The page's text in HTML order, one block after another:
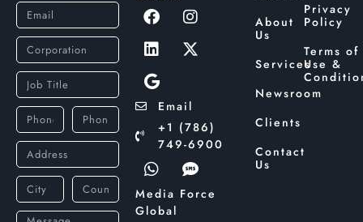
Email
+1 (786)
749-6900
Media Force
Global
About
Us
Services
Newsroom
Clients
Contact
Us
Privacy
Policy
Terms of
Use &